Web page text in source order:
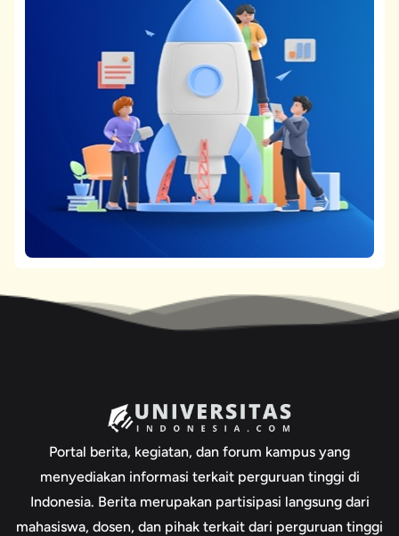
Portal berita, kegiatan, dan forum kampus yang
menyediakan informasi terkait perguruan tinggi di
Indonesia. Berita merupakan partisipasi langsung dari
mahasiswa, dosen, dan pihak terkait dari perguruan tinggi